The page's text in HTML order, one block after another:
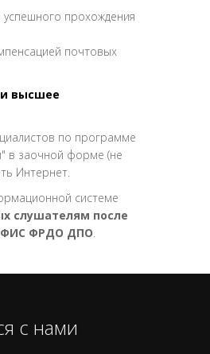
успешного прохождения
почтовых
высшее
по программе
в заочной форме (не
Интернет.
системе
слушателям после
ФИС ФРДО ДПО.
с нами